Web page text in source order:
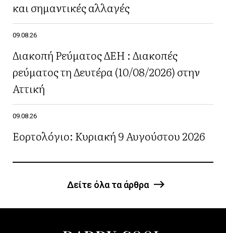
και σημαντικές αλλαγές
09.08.26
Διακοπή Ρεύματος ΔΕΗ : Διακοπές
ρεύματος τη Δευτέρα (10/08/2026) στην
Αττική
09.08.26
Εορτολόγιο: Κυριακή 9 Αυγούστου 2026
Δείτε όλα τα άρθρα